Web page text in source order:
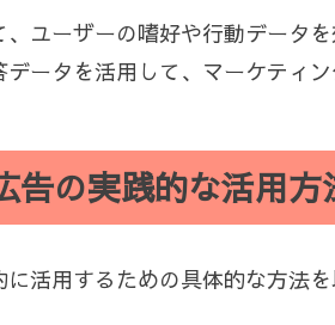
ユーザーの嗜好や行動データ
ータを活用して、マーケティ
告の実践的な活用方
活用するための具体的な方法を